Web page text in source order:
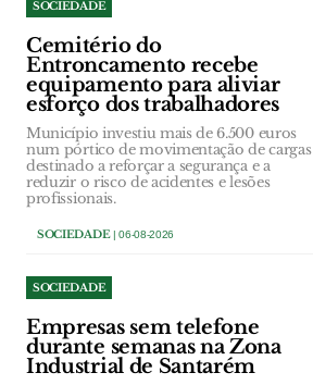
SOCIEDADE
Cemitério do
Entroncamento recebe
equipamento para aliviar
esforço dos trabalhadores
Município investiu mais de 6.500 euros
num pórtico de movimentação de cargas
destinado a reforçar a segurança e a
reduzir o risco de acidentes e lesões
profissionais.
SOCIEDADE| 06-08-2026
SOCIEDADE
Empresas sem telefone
durante semanas na Zona
Industrial de Santarém